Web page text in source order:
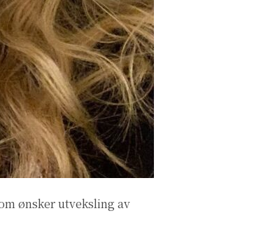
ønsker utveksling av